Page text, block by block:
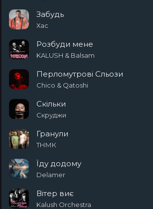
Забудь
Хас
Розбуди мене
KALUSH & Balsam
Перломутрові Сльози
Chico & Qatoshi
Скільки
Скруджи
Гранули
ТНМК
Їду додому
Delamer
Вітер виє
Kalush Orchestra